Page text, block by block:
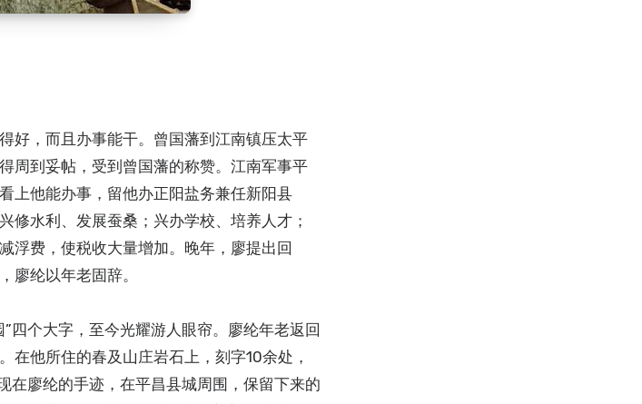
好，而且办事能干。曾国藩到江南镇压太平
周到妥帖，受到曾国藩的称赞。江南军事平
上他能办事，留他办正阳盐务兼任新阳县
修水利、发展蚕桑；兴办学校、培养人才；
浮费，使税收大量增加。晚年，廖提出回
廖纶以年老固辞。
四个大字，至今光耀游人眼帘。廖纶年老返回
在他所住的春及山庄岩石上，刻字10余处，
在廖纶的手迹，在平昌县城周围，保留下来的